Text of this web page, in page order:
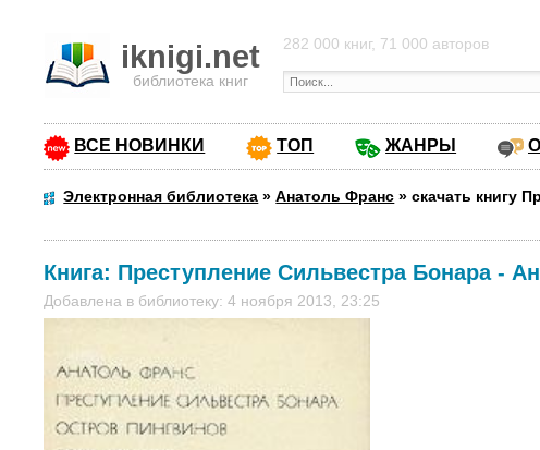
iknigi.net
библиотека книг
282 000 книг, 71 000 авторов
ВСЕ НОВИНКИ ТОП ЖАНРЫ
Электронная библиотека »Анатоль Франс »скачать книгу
Книга: Преступление Сильвестра Бонара-
Добавлена в библиотеку: 4 ноября 2013, 23:25